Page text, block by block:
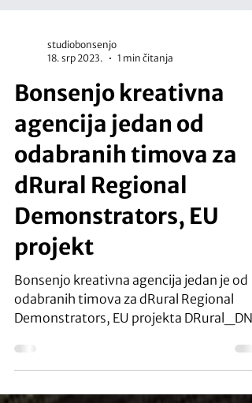
studiobonsenjo
18. srp 2023.
1 min čitanja
Bonsenjo kreativna
agencija jedan od
odabranih timova za
dRural Regional
Demonstrators, EU
projekt
odabranih timova za dRural Regional
Demonstrators, EU projekta DRural_DNR
Projekt dRural za cilj...